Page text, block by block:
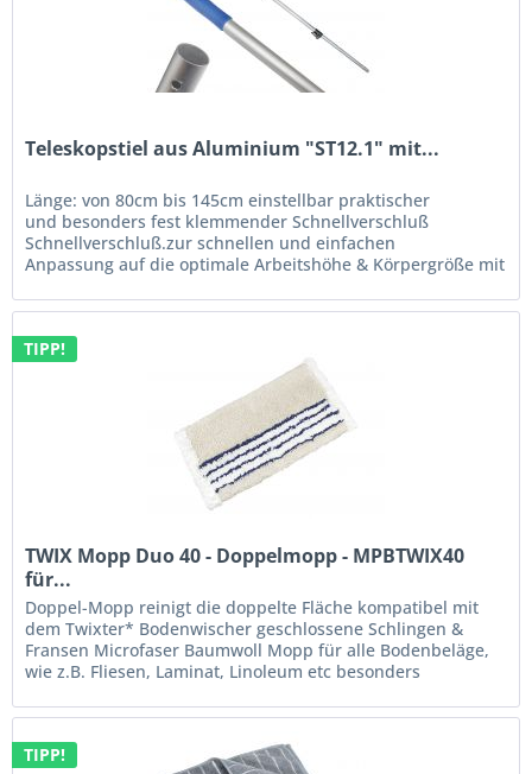
Teleskopstiel aus Aluminium "ST12.1" mit...
Länge: von 80cm bis 145cm einstellbar praktischer
und besonders fest klemmender Schnellverschluß
Schnellverschluß.zur schnellen und einfachen
Anpassung auf die optimale Arbeitshöhe & Körpergröße mit
TIPP!
TWIX Mopp Duo 40 - Doppelmopp - MPBTWIX40
für...
Doppel-Mopp reinigt die doppelte Fläche kompatibel mit
dem Twixter* Bodenwischer geschlossene Schlingen &
Fransen Microfaser Baumwoll Mopp für alle Bodenbeläge,
wie z.B. Fliesen, Laminat, Linoleum etc besonders
TIPP!